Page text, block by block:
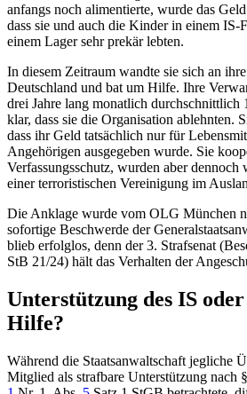
anfangs noch alimentierte, wurde das
dass sie und auch die Kinder in einem IS-
einem Lager sehr prekär lebten.
In diesem Zeitraum wandte sie sich an
Deutschland und bat um Hilfe. Ihre
drei Jahre lang monatlich durchschnittlich
klar, dass sie die Organisation ablehnten.
dass ihr Geld tatsächlich nur für
Angehörigen ausgegeben wurde. Sie
Verfassungsschutz, wurden aber dennoch
einer terroristischen Vereinigung im
Die Anklage wurde vom OLG München
sofortige Beschwerde der
blieb erfolglos, denn der 3. Strafsenat
StB 21/24) hält das Verhalten der
Unterstützung des IS
Hilfe?
Während die Staatsanwaltschaft jegliche
Mitglied als strafbare Unterstützung nach §